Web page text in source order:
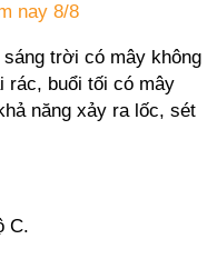
nay 8/8
sáng trời có mây không
rác, buổi tối có mây
năng xảy ra lốc, sét
C.